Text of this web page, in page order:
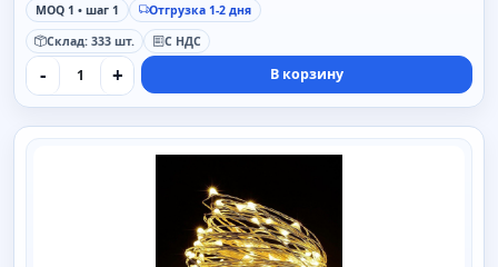
MOQ 1 • шаг 1
Отгрузка 1-2 дня
Склад: 333 шт.
С НДС
- + В корзину
SAIMAA